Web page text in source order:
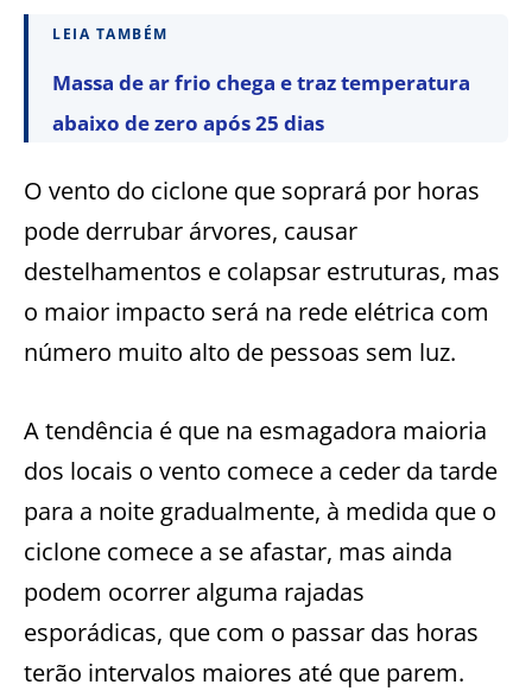
LEIA TAMBÉM
Massa de ar frio chega e traz temperatura
abaixo de zero após 25 dias
O vento do ciclone que soprará por horas
pode derrubar árvores, causar
destelhamentos e colapsar estruturas, mas
o maior impacto será na rede elétrica com
número muito alto de pessoas sem luz.
A tendência é que na esmagadora maioria
dos locais o vento comece a ceder da tarde
para a noite gradualmente, à medida que o
ciclone comece a se afastar, mas ainda
podem ocorrer alguma rajadas
esporádicas, que com o passar das horas
terão intervalos maiores até que parem.